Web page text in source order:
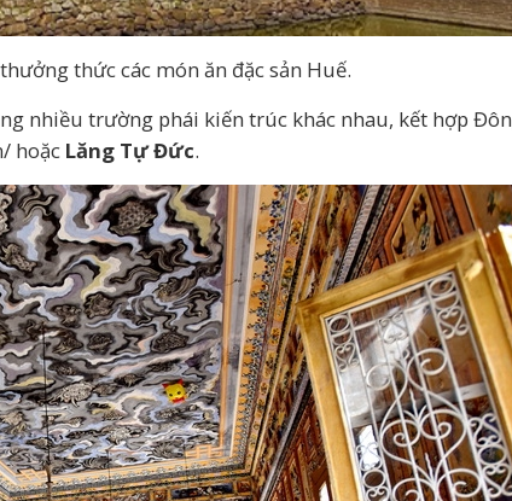
thức các món ăn đặc sản Huế.
nhiều trường phái kiến trúc khác nhau, kết hợp
hoặc Lăng Tự Đức.